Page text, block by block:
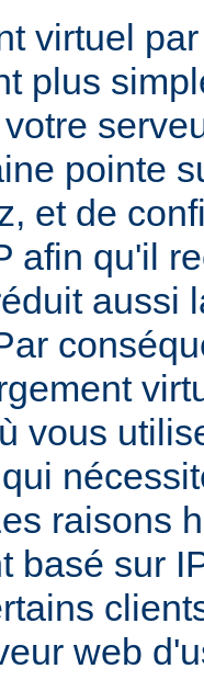
virtuel
plus
pointe
et de
afin qu'il
aussi
vous
raisons
basé sur
web